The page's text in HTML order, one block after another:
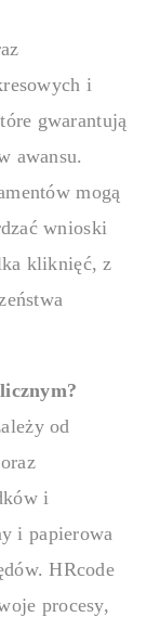
i
gwarantują
awansu.
mogą
wnioski
kliknięć, z
od
i
i papierowa
HRcode
procesy,